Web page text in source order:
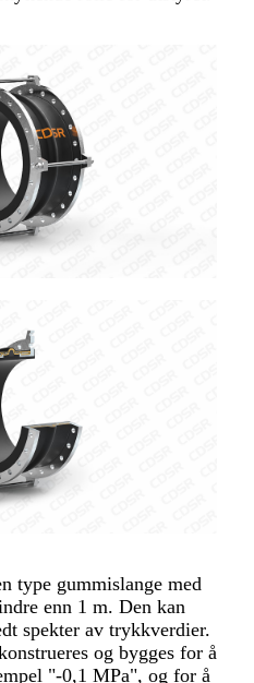
type gummislange med
enn 1 m. Den kan
spekter av trykkverdier.
og bygges for å
"-0,1 MPa", og for å